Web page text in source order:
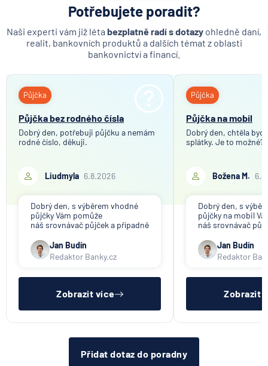
Potřebujete poradit?
Naši experti vám již léta bezplatně radí s dotazy ohledně daní,
realit, bankovních produktů a dalších témat z oblasti
bankovnictví a financí.
Půjčka
Půjčka bez rodného čísla
Dobrý den, potřebuji půjčku a nemám
rodné číslo, děkuji.
Liudmyla 6.8.2026
Dobrý den, s výběrem vhodné
půjčky Vám pomůže
náš srovnávač půjček a případně
půjček. Pro získání půjčky je
třeba mít dostatečný příjem,
nebýt ve zkušební ani výpovědní
Jan Budín
Redaktor Banky.cz
Zobrazit více
Půjčka
Půjčka na mobil
Dobrý den, chtěla
splátky. Je to možné?
Božena M.
Dobrý den, s
půjčky na mobil
náš srovnávač
půjček. Pro získání
nákupu na
dostatečný
Jan Budín
Redaktor
Zobrazit
Přidat dotaz do poradny